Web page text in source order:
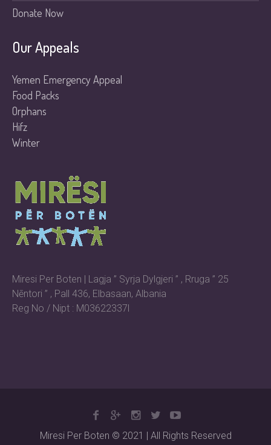
Donate Now
Our Appeals
Yemen Emergency Appeal
Food Packs
Orphans
Hifz
Winter
Miresi Per Boten | Lagja ” Syrja Dylgjeri ” , Rruga ” 25
Nēntori ” , Pall 436, Elbasaan, Albania
Reg No / Nipt : M03622337l
Miresi Per Boten © 2021 | All Rights Reserved